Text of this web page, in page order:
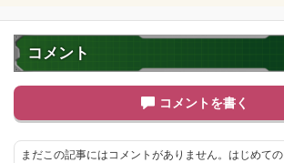
コメント
コメントを書く
まだこの記事にはコメントがありません。はじめての